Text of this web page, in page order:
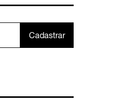
Cadastrar